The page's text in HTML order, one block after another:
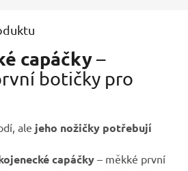
capáčky–
botičky pro
ale jeho nožičky potřebují
capáčky – měkké první